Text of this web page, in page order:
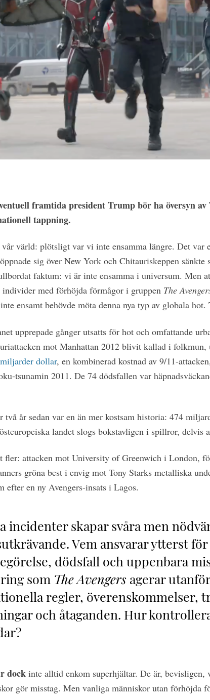
framtida president Trump bör ha översyn av
tappning.
värld: plötsligt var vi inte ensamma längre. Det
sig över New York och Chitauriskeppen sänkte
faktum: vi är inte ensamma i universum. Men
med förhöjda förmågor i gruppen The
ensamt behövde möta denna nya typ av globala hot.
upprepade gånger utsatts för hot och omfattande
mot Manhattan 2012 blivit kallad i
dollar, en kombinerad kostnad av 9/11-
tsunamin 2011. De 74 dödsfallen var
år sedan var en än mer kostsam historia: 474
landet slogs bokstavligen i spillror, delvis
attacken mot University of Greenwich i London,
gröna best i envig mot Tony Starks metalliska
efter en ny Avengers-insats i Lagos.
incidenter skapar svåra men
Vem ansvarar ytterst
dödsfall och uppenbara
som The Avengers agerar
regler, överenskommelser,
och åtaganden. Hur
dock inte alltid enkom superhjältar. De är, bevisligen,
gör misstag. Men vanliga människor utan förhöjda